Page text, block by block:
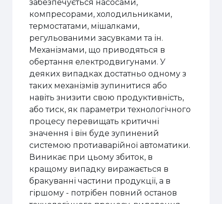
забезпечується насосами,
компресорами, холодильниками,
термостатами, мішалками,
регульованими засувками та ін.
Механізмами, що приводяться в
обертання електродвигунами. У
деяких випадках достатньо одному з
таких механізмів зупинитися або
навіть знизити свою продуктивність,
або тиск, як параметри технологічного
процесу перевищать критичні
значення і він буде зупинений
системою протиаварійної автоматики.
Виникає при цьому збиток, в
кращому випадку виражається в
бракуванні частини продукції, а в
гіршому - потрібен повний останов